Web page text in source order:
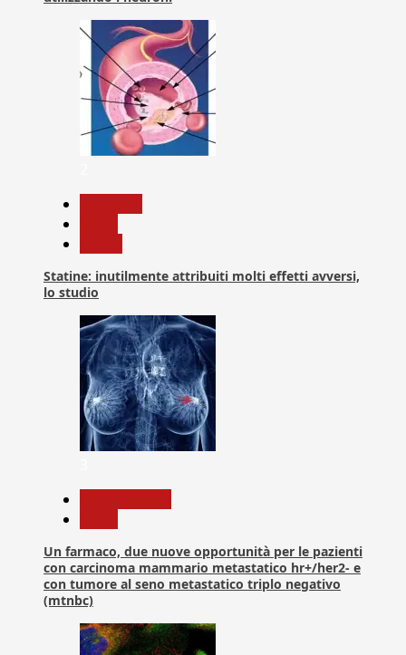
Statine: inutilmente attribuiti molti effetti avversi,
lo studio
Un farmaco, due nuove opportunità per le pazienti
con carcinoma mammario metastatico hr+/her2- e
con tumore al seno metastatico triplo negativo
(mtnbc)